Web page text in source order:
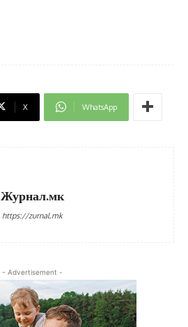
X WhatsApp
Журнал.мк
https://zurnal.mk
- Advertisement -